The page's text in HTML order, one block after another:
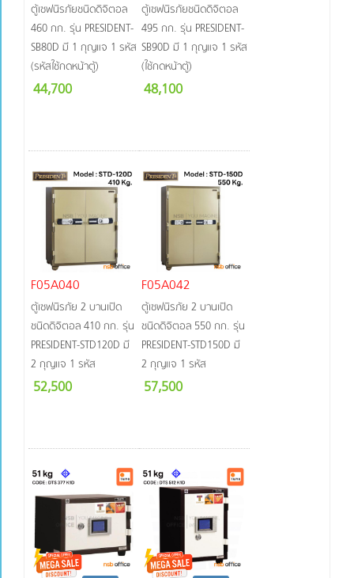
ตู้เซฟนิรภัยชนิดดิจิตอล
460 กก. รุ่น PRESIDENT-
SB80D มี 1 กุญแจ 1 รหัส
(รหัสใช้กดหน้าตู้)
44,700
ตู้เซฟนิรภัยชนิดดิจิตอล
495 กก. รุ่น PRESIDENT-
SB90D มี 1 กุญแจ 1 รหัส
(ใช้กดหน้าตู้)
48,100
F05A040
ตู้เซฟนิรภัย 2 บานเปิด
ชนิดดิจิตอล 410 กก. รุ่น
PRESIDENT-STD120D มี
2 กุญแจ 1 รหัส
52,500
F05A042
ตู้เซฟนิรภัย 2 บานเปิด
ชนิดดิจิตอล 550 กก. รุ่น
PRESIDENT-STD150D มี
2 กุญแจ 1 รหัส
57,500